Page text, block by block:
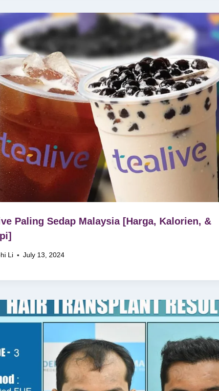
Paling Sedap Malaysia [Harga, Kalorien, &
Li July 13, 2024